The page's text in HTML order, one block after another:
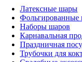
Латексные шары
Наборы шаров
Карнавальная
Праздничная
Трубочки для